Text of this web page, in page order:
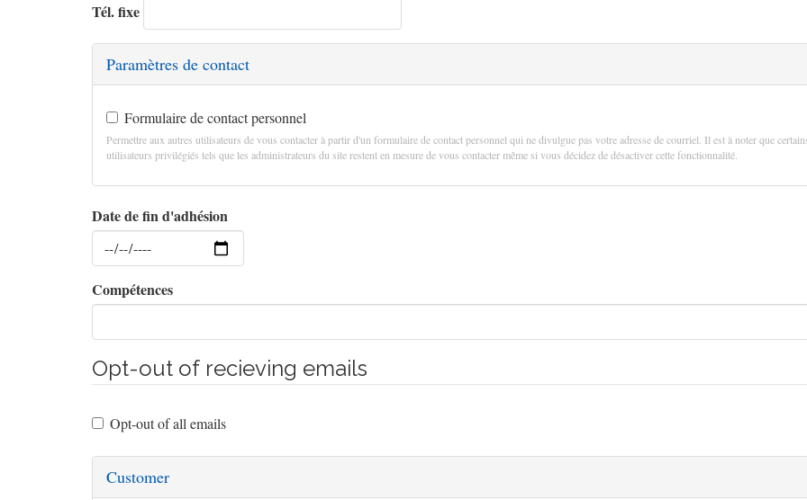
Tél. fixe
Paramètres de contact
Formulaire de contact personnel
Permettre aux autres utilisateurs de vous contacter à partir d'un formulaire de contact personnel qui ne divulgue pas votre adresse de courriel. Il est à noter que
utilisateurs privilégiés tels que les administrateurs du site restent en mesure de vous contacter même si vous décidez de désactiver cette fonctionnalité.
Date de fin d'adhésion
Date
Compétences
Opt-out of recieving emails
Opt-out of all emails
Customer